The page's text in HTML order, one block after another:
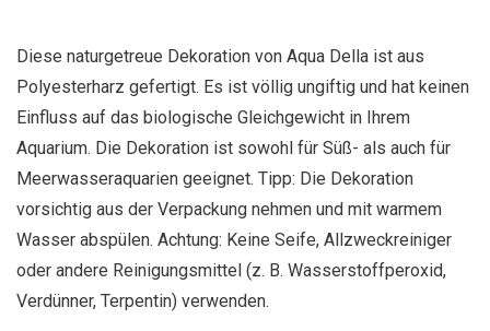
Diese naturgetreue Dekoration von Aqua Della ist aus
Polyesterharz gefertigt. Es ist völlig ungiftig und hat keinen
Einfluss auf das biologische Gleichgewicht in Ihrem
Aquarium. Die Dekoration ist sowohl für Süß- als auch für
Meerwasseraquarien geeignet. Tipp: Die Dekoration
vorsichtig aus der Verpackung nehmen und mit warmem
Wasser abspülen. Achtung: Keine Seife, Allzweckreiniger
oder andere Reinigungsmittel (z. B. Wasserstoffperoxid,
Verdünner, Terpentin) verwenden.